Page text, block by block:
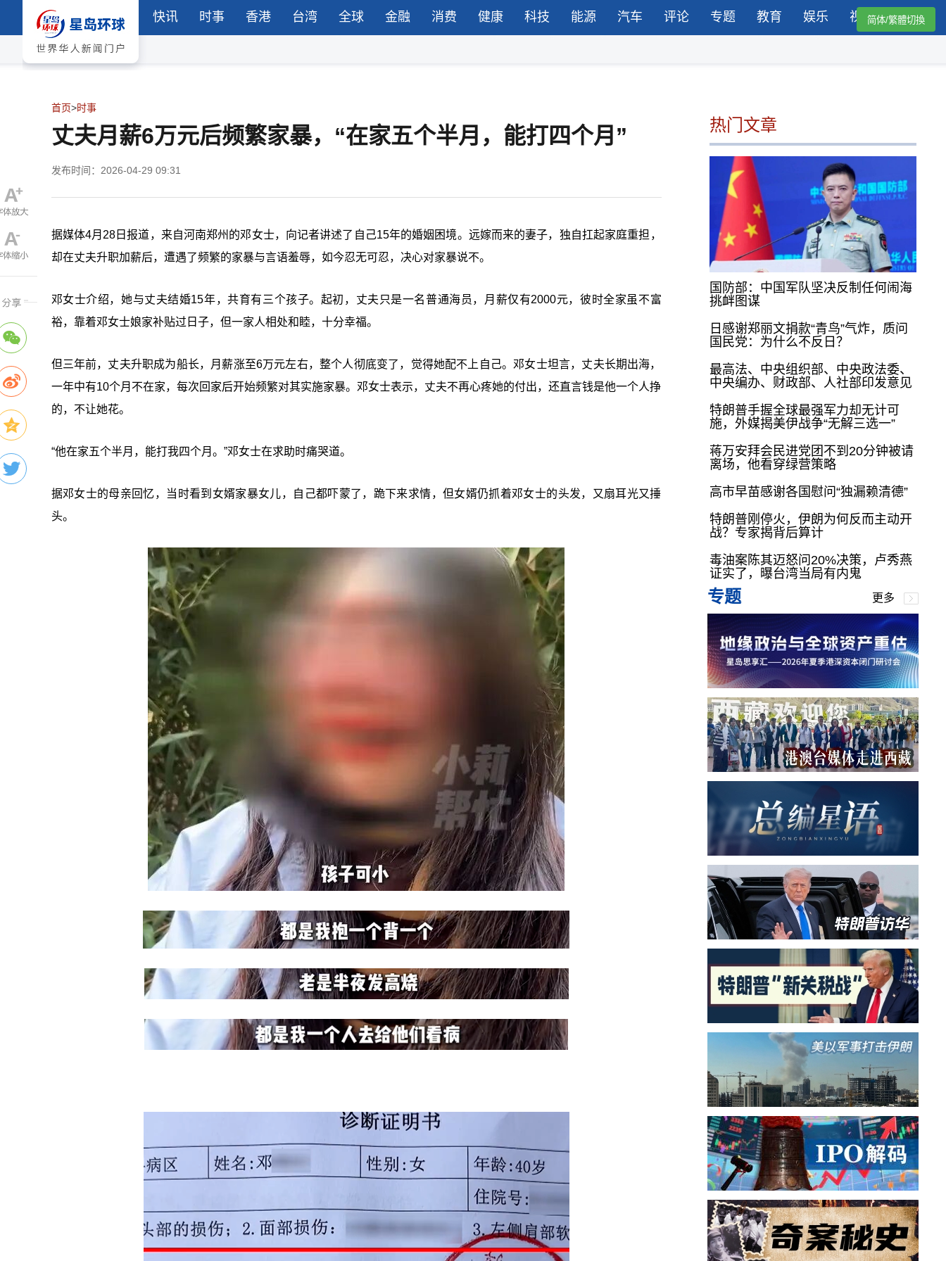
快讯 时事 香港 台湾 全球 金融 消费 健康 科技 能源 汽车 评论 专题 教育 娱乐 视频简体/繁體切換
首页>时事
丈夫月薪6万元后频繁家暴，“在家五个半月，能打四个月”
发布时间：2026-04-29 09:31
据媒体4月28日报道，来自河南郑州的邓女士，向记者讲述了自己15年的婚姻困境。远嫁而来的妻子，独自扛起家庭重担，
却在丈夫升职加薪后，遭遇了频繁的家暴与言语羞辱，如今忍无可忍，决心对家暴说不。
邓女士介绍，她与丈夫结婚15年，共育有三个孩子。起初，丈夫只是一名普通海员，月薪仅有2000元，彼时全家虽不富
裕，靠着邓女士娘家补贴过日子，但一家人相处和睦，十分幸福。
但三年前，丈夫升职成为船长，月薪涨至6万元左右，整个人彻底变了，觉得她配不上自己。邓女士坦言，丈夫长期出海，
一年中有10个月不在家，每次回家后开始频繁对其实施家暴。邓女士表示，丈夫不再心疼她的付出，还直言钱是他一个人挣
的，不让她花。
“他在家五个半月，能打我四个月。”邓女士在求助时痛哭道。
据邓女士的母亲回忆，当时看到女婿家暴女儿，自己都吓蒙了，跪下来求情，但女婿仍抓着邓女士的头发，又扇耳光又捶
头。
热门文章
国防部：中国军队坚决反制任何闹海
挑衅图谋
日感谢郑丽文捐款“青鸟”气炸，质问
国民党：为什么不反日？
最高法、中央组织部、中央政法委、
中央编办、财政部、人社部印发意见
特朗普手握全球最强军力却无计可
施，外媒揭美伊战争“无解三选一”
蒋万安拜会民进党团不到20分钟被请
离场，他看穿绿营策略
高市早苗感谢各国慰问“独漏赖清德”
特朗普刚停火，伊朗为何反而主动开
战？专家揭背后算计
毒油案陈其迈怒问20%决策，卢秀燕
证实了，曝台湾当局有内鬼
专题 更多